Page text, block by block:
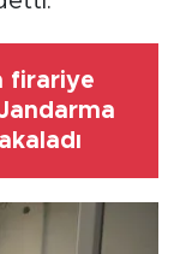
firariye